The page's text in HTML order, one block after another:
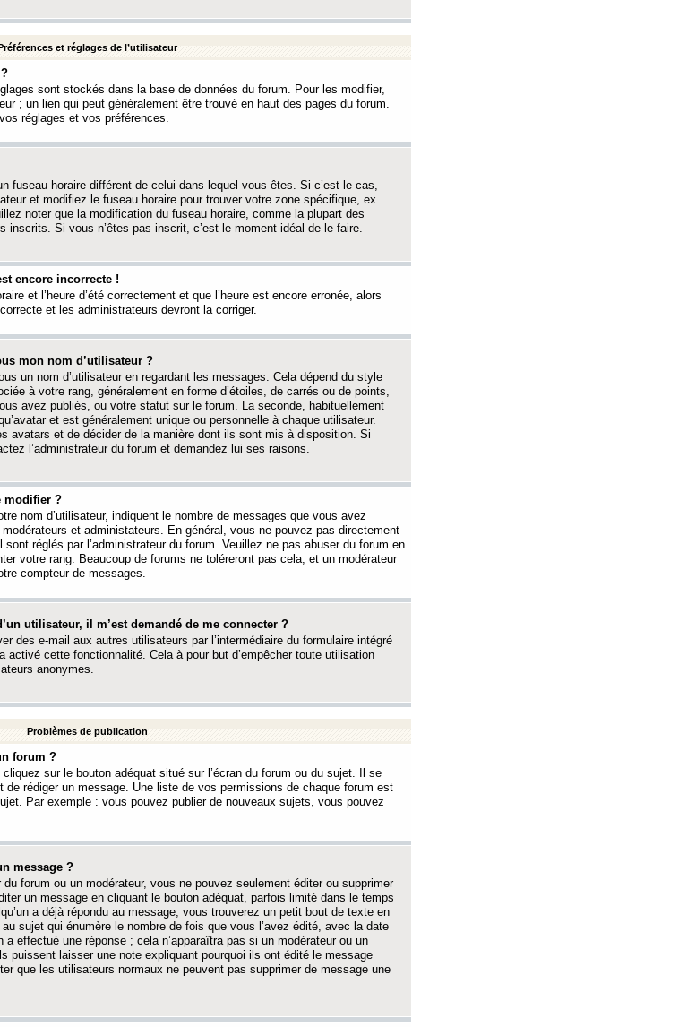
et réglages de l’utilisateur
sont stockés dans la base de données du forum. Pour les modifier,
; un lien qui peut généralement être trouvé en haut des pages du forum.
réglages et vos préférences.
fuseau horaire différent de celui dans lequel vous êtes. Si c’est le cas,
et modifiez le fuseau horaire pour trouver votre zone spécifique, ex.
noter que la modification du fuseau horaire, comme la plupart des
inscrits. Si vous n’êtes pas inscrit, c’est le moment idéal de le faire.
encore incorrecte !
et l’heure d’été correctement et que l’heure est encore erronée, alors
et les administrateurs devront la corriger.
mon nom d’utilisateur ?
un nom d’utilisateur en regardant les messages. Cela dépend du style
à votre rang, généralement en forme d’étoiles, de carrés ou de points,
avez publiés, ou votre statut sur le forum. La seconde, habituellement
et est généralement unique ou personnelle à chaque utilisateur.
avatars et de décider de la manière dont ils sont mis à disposition. Si
l’administrateur du forum et demandez lui ses raisons.
modifier ?
nom d’utilisateur, indiquent le nombre de messages que vous avez
et administateurs. En général, vous ne pouvez pas directement
réglés par l’administrateur du forum. Veuillez ne pas abuser du forum en
votre rang. Beaucoup de forums ne toléreront pas cela, et un modérateur
compteur de messages.
utilisateur, il m’est demandé de me connecter ?
des e-mail aux autres utilisateurs par l’intermédiaire du formulaire intégré
activé cette fonctionnalité. Cela à pour but d’empêcher toute utilisation
anonymes.
Problèmes de publication
forum ?
sur le bouton adéquat situé sur l’écran du forum ou du sujet. Il se
de rédiger un message. Une liste de vos permissions de chaque forum est
Par exemple : vous pouvez publier de nouveaux sujets, vous pouvez
message ?
forum ou un modérateur, vous ne pouvez seulement éditer ou supprimer
un message en cliquant le bouton adéquat, parfois limité dans le temps
a déjà répondu au message, vous trouverez un petit bout de texte en
sujet qui énumère le nombre de fois que vous l’avez édité, avec la date
a effectué une réponse ; cela n’apparaîtra pas si un modérateur ou un
puissent laisser une note expliquant pourquoi ils ont édité le message
que les utilisateurs normaux ne peuvent pas supprimer de message une